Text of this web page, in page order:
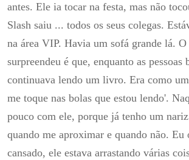
antes. Ele ia tocar na festa, mas não
Slash saiu ... todos os seus colegas.
na área VIP. Havia um sofá grande lá. O
surpreendeu é que, enquanto as pessoas
continuava lendo um livro. Era como
me toque nas bolas que estou lendo'.
pouco com ele, porque já tenho um
quando me aproximar e quando não. Eu
cansado, ele estava arrastando várias